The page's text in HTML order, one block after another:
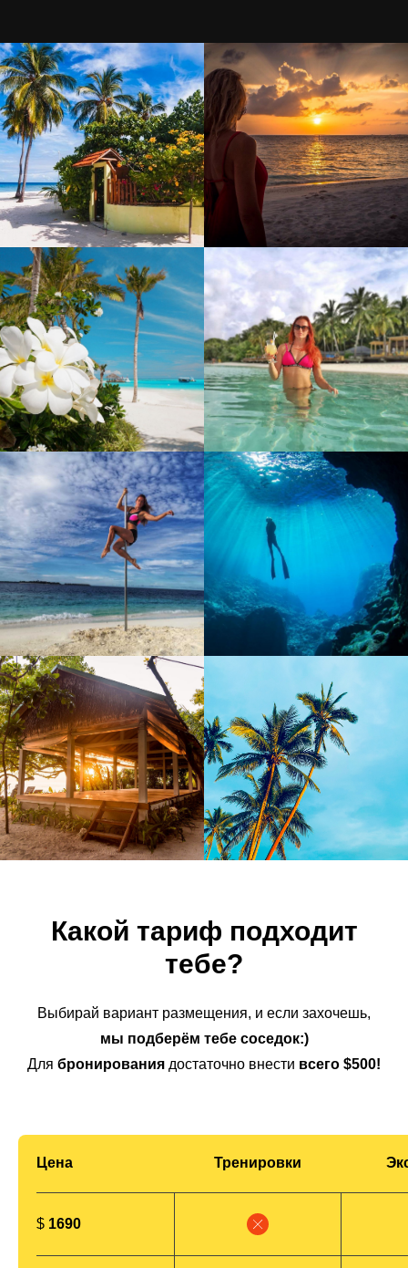
Какой тариф подходит
тебе?
Выбирай вариант размещения, и если захочешь,
мы подберём тебе соседок:)
Для бронирования достаточно внести всего $500!
Цена Тренировки
$ 1690